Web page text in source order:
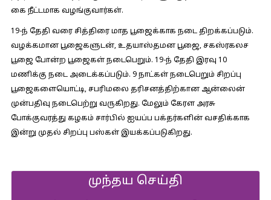
கை நீட்டமாக வழங்குவார்கள்.
19-ந் தேதி வரை சித்திரை மாத பூஜைக்காக நடை திறக்கப்படும்.
வழக்கமான பூஜைகளுடன், உதயாஸ்தமன பூஜை, சகஸ்ரகலச
பூஜை போன்ற பூஜைகள் நடைபெறும். 19-ந் தேதி இரவு 10
மணிக்கு நடை அடைக்கப்படும். 9 நாட்கள் நடைபெறும் சிறப்பு
பூஜைகளையொட்டி, சபரிமலை தரிசனத்திற்கான ஆன்லைன்
முன்பதிவு நடைபெற்று வருகிறது. மேலும் கேரள அரசு
போக்குவரத்து கழகம் சார்பில் ஐயப்ப பக்தர்களின் வசதிக்காக
இன்று முதல் சிறப்பு பஸ்கள் இயக்கப்படுகிறது.
முந்தய செய்தி